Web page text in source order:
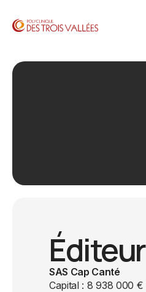
Éditeur
SAS Cap Canté
Capital : 8 938 000 €